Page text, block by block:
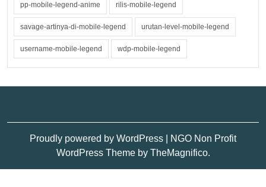
pp-mobile-legend-anime rilis-mobile-legend
savage-artinya-di-mobile-legend urutan-level-mobile-legend
username-mobile-legend wdp-mobile-legend
Proudly powered by WordPress
NGO Non Profit
WordPress Theme by TheMagnifico.